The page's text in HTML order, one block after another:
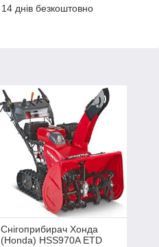
днів безкоштовно
Снігоприбирач Хонда
(Honda) HSS970A ETD